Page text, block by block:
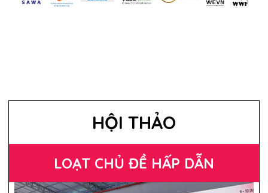
HỘI THẢO
LOẠT CHỦ ĐỀ HẤP DẪN